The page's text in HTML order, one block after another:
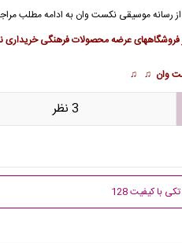
فروشگاههای عرضه محصولات فرهنگی خریداری
وان ♫ ♫
3 نظر
با کیفیت 128